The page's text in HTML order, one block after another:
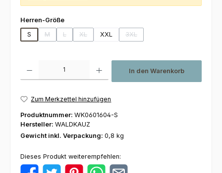
Herren-Größeauswählen
S
M
(Diese Option ist zurzeit nicht verfügbar.)
L
(Diese Option ist zurzeit nicht verfügbar.)
XL
(Diese Option ist zurzeit nicht verfügbar.)
XXL 3XL
(Diese Option ist zurzeit nicht
In den Warenkorb
Zum Merkzettel hinzufügen
Produktnummer: WK0601604-S
Hersteller: WALDKAUZ
Gewicht inkl. Verpackung: 0,8 kg
Dieses Produkt weiterempfehlen: